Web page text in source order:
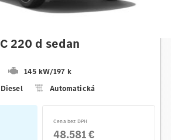
C 220 d sedan
145 kW/197 k
Diesel
Automatická
Cena bez DPH
48.581 €